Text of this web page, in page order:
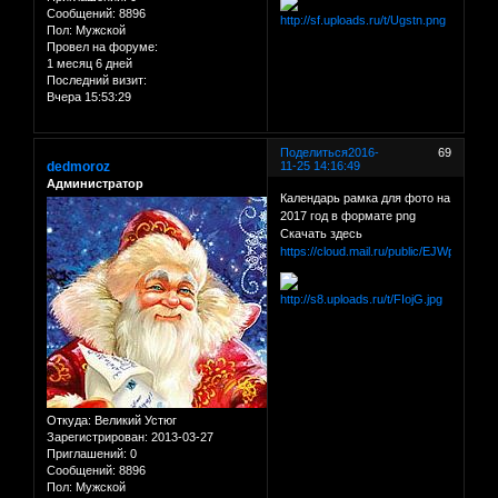
Сообщений: 8896
Пол: Мужской
Провел на форуме:
1 месяц 6 дней
Последний визит:
Вчера 15:53:29
Поделиться 69
2016-
11-25 14:16:49
dedmoroz
Администратор
Откуда: Великий Устюг
Зарегистрирован: 2013-03-27
Приглашений: 0
Сообщений: 8896
Пол: Мужской
Календарь рамка для фото на
2017 год в формате png
Скачать здесь
https://cloud.mail.ru/public/EJWp/